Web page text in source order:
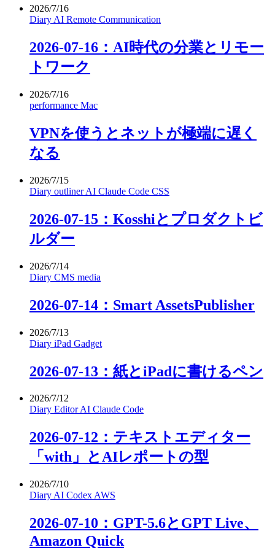
2026/7/16
Diary AI Remote Communication
2026-07-16：AI時代の分業とリモー
トワーク
2026/7/16
performance Mac
VPNを使うとネットが極端に遅く
なる
2026/7/15
Diary outlinerAI Claude Code CSS
2026-07-15：Kosshiとプロダクトビ
ルダー
2026/7/14
Diary CMS media
2026-07-14：Smart AssetsPublisher
2026/7/13
Diary iPad Gadget
2026-07-13：紙とiPadに書けるペン
2026/7/12
Diary EditorAI Claude Code
2026-07-12：テキストエディター
「with」とAIレポートの型
2026/7/10
Diary AI Codex AWS
2026-07-10：GPT-5.6とGPT Live、
Amazon Quick